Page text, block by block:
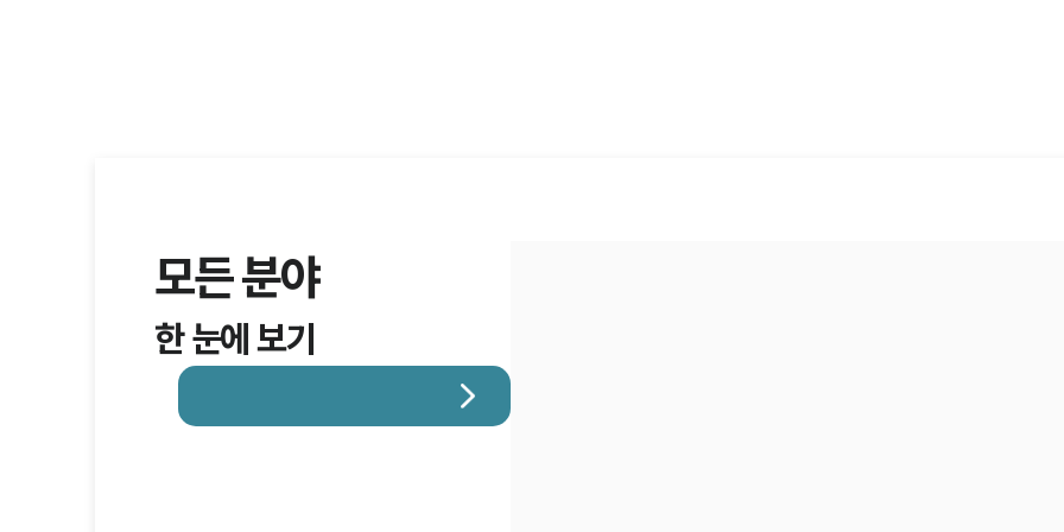
모든 분야
한 눈에 보기